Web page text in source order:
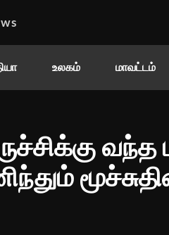
உலகம் மாவட்டம்